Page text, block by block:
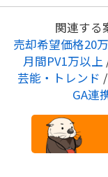
関連する
売却希望価格20
月間PV1万以上
芸能・トレンド /
GA連